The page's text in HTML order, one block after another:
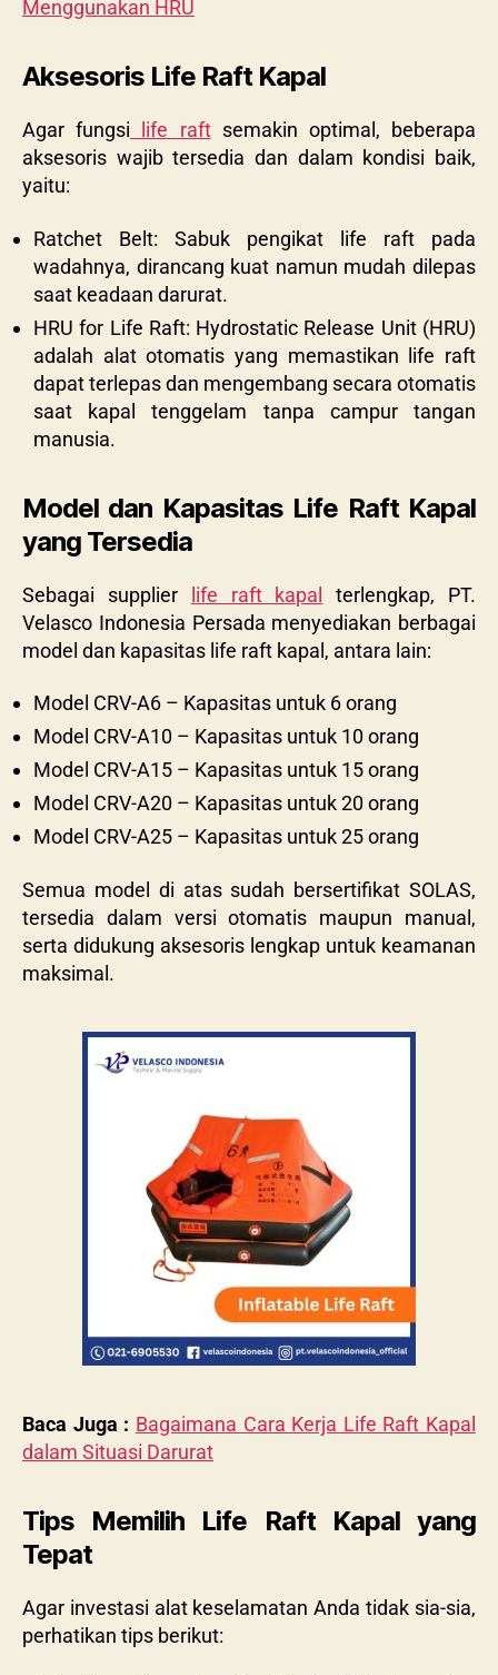
Menggunakan HRU
Aksesoris Life Raft Kapal
Agar fungsi life raftsemakin optimal, beberapa
aksesoris wajib tersedia dan dalam kondisi baik,
yaitu:
Ratchet Belt: Sabuk pengikat life raft pada
wadahnya, dirancang kuat namun mudah dilepas
saat keadaan darurat.
HRU for Life Raft: Hydrostatic Release Unit (HRU)
adalah alat otomatis yang memastikan life raft
dapat terlepas dan mengembang secara otomatis
saat kapal tenggelam tanpa campur tangan
manusia.
Model dan Kapasitas Life Raft Kapal
yang Tersedia
Sebagai supplier life raft kapal terlengkap, PT.
Velasco Indonesia Persada menyediakan berbagai
model dan kapasitas life raft kapal, antara lain:
Model CRV-A6 – Kapasitas untuk 6 orang
Model CRV-A10 – Kapasitas untuk 10 orang
Model CRV-A15 – Kapasitas untuk 15 orang
Model CRV-A20 – Kapasitas untuk 20 orang
Model CRV-A25 – Kapasitas untuk 25 orang
Semua model di atas sudah bersertifikat SOLAS,
tersedia dalam versi otomatis maupun manual,
serta didukung aksesoris lengkap untuk keamanan
maksimal.
Baca Juga : Bagaimana Cara Kerja Life Raft Kapal
dalam Situasi Darurat
Tips Memilih Life Raft Kapal yang
Tepat
Agar investasi alat keselamatan Anda tidak sia-sia,
perhatikan tips berikut: